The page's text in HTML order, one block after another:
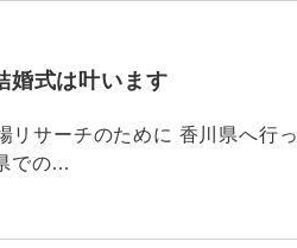
婚式は叶います
サーチのために 香川県へ行っ
での…